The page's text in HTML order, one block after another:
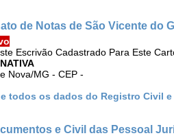
de Notas de São Vicente do
Escrivão Cadastrado Para Este
Nova/MG - CEP -
todos os dados do Registro Civil
e Civil das Pessoal